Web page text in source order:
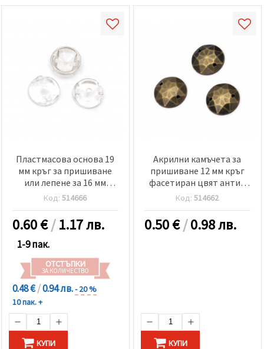
Пластмасова основа 19
мм кръг за пришиване
или лепене за 16 мм
акрилен камък цвят
прозрачен - 5 броя
Код:514666
0.60€/1.17 лв.
1-9 пак.
ОТСТЪПКИ
ЗА КОЛИЧЕСТВО
0.48 €/0.94 лв.- 20 %
10 пак. +
КУПИ
Акрилни камъчета за
пришиване 12 мм кръг
фасетиран цвят антик
бронз -25 броя
Код:514662
0.50€/0.98 лв.
КУПИ